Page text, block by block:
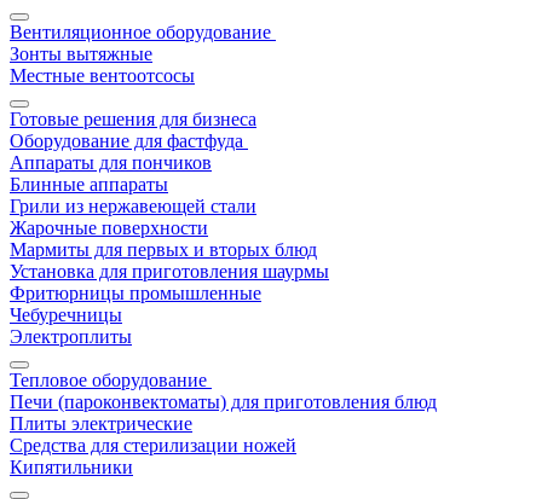
Вентиляционное оборудование
Зонты вытяжные
Местные вентоотсосы
Готовые решения для бизнеса
Оборудование для фастфуда
Аппараты для пончиков
Блинные аппараты
Грили из нержавеющей стали
Жарочные поверхности
Мармиты для первых и вторых блюд
Установка для приготовления шаурмы
Фритюрницы промышленные
Чебуречницы
Электроплиты
Тепловое оборудование
Печи (пароконвектоматы) для приготовления блюд
Плиты электрические
Средства для стерилизации ножей
Кипятильники